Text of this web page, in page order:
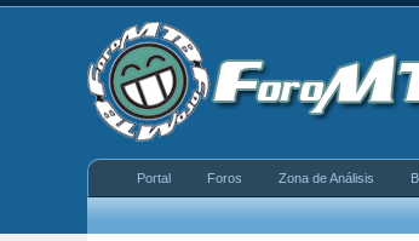
Portal Foros Zona de Análisis